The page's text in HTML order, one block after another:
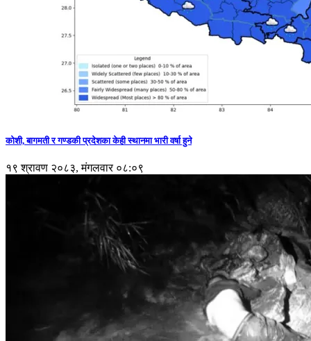
कोशी, बागमती र गण्डकी प्रदेशका केही स्थानमा भारी वर्षा हुने
१९ श्रावण २०८३, मंगलवार ०८:०९